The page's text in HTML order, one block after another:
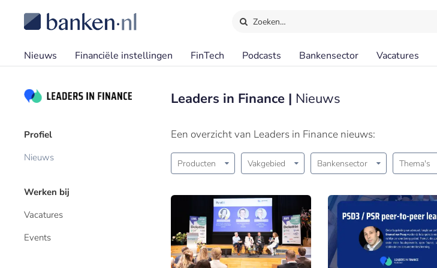
Zoeken…
Nieuws Financiële instellingen FinTech Podcasts Bankensector Vacatures
Profiel
Nieuws
Werken bij
Vacatures
Events
Leaders in Finance | Nieuws
Een overzicht van Leaders in Finance nieuws:
Producten Vakgebied Bankensector Thema's